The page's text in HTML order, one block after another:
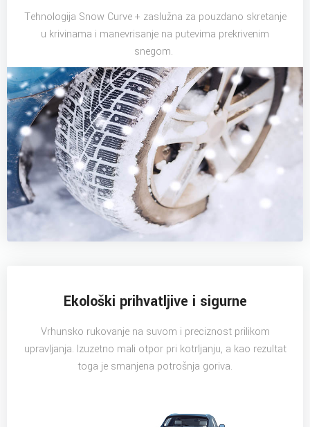
Tehnologija Snow Curve + zaslužna za pouzdano skretanje
u krivinama i manevrisanje na putevima prekrivenim
snegom.
Ekološki prihvatljive i sigurne
Vrhunsko rukovanje na suvom i preciznost prilikom
upravljanja. Izuzetno mali otpor pri kotrljanju, a kao rezultat
toga je smanjena potrošnja goriva.